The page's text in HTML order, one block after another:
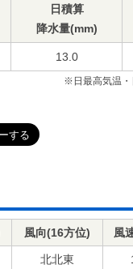
日積算
降水量(mm)
13.0
※日最高気温・
風向(16方位) 風
北北東